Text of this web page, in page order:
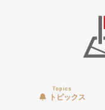
Topics
トピックス